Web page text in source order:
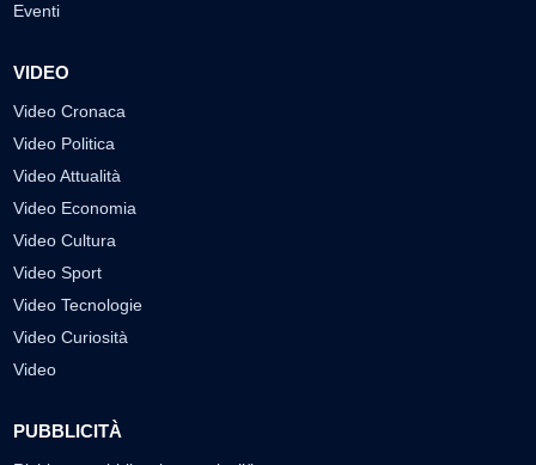
Eventi
VIDEO
Video Cronaca
Video Politica
Video Attualità
Video Economia
Video Cultura
Video Sport
Video Tecnologie
Video Curiosità
Video
PUBBLICITÀ